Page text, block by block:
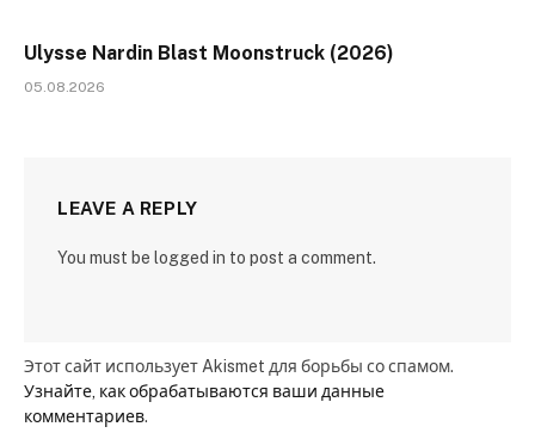
Ulysse Nardin Blast Moonstruck (2026)
05.08.2026
LEAVE A REPLY
You must be logged in to post a comment.
Этот сайт использует Akismet для борьбы со спамом.
Узнайте, как обрабатываются ваши данные
комментариев.